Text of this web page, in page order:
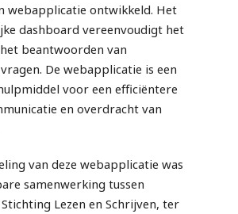
webapplicatie ontwikkeld. Het
dashboard vereenvoudigt het
beantwoorden van
De webapplicatie is een
voor een efficiëntere
en overdracht van
van deze webapplicatie was
samenwerking tussen
Stichting Lezen en Schrijven, ter